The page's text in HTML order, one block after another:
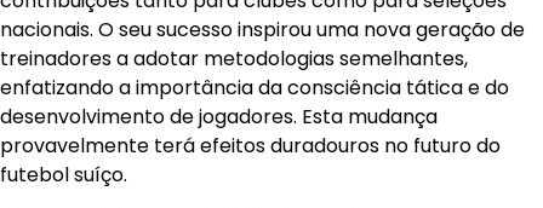
nacionais. O seu sucesso inspirou uma nova geração de
treinadores a adotar metodologias semelhantes,
enfatizando a importância da consciência tática e do
desenvolvimento de jogadores. Esta mudança
provavelmente terá efeitos duradouros no futuro do
futebol suíço.